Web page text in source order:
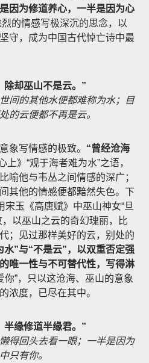
因为修道养心，一半是因为心
的情感写极深沉的思念，以
守，成为中国古代悼亡诗中最
除却巫山不是云。”
间的其他水便都难称为水；目
的云便都不再是云。
象写情感的极致。 “曾经沧海
上》“观于海者难为水”之语，
喻他与韦丛之间情感的深广；
其他的情感便都黯然失色。下
宋玉《高唐赋》中巫山神女“旦
以巫山之云的奇幻瑰丽，比
；见过那样美好的云，别处的
水”与“不是云”，以双重否定强
唯一性与不可替代性，写得淋
你”，只以这沧海、巫山的意象
浓度，已尽在其中。
半缘修道半缘君。”
得回头去看一眼；一半是因为
只有你。